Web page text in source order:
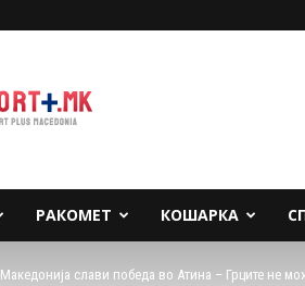
РАКОМЕТ КОШАРКА
Македонија слави победа во Атина – Грците не